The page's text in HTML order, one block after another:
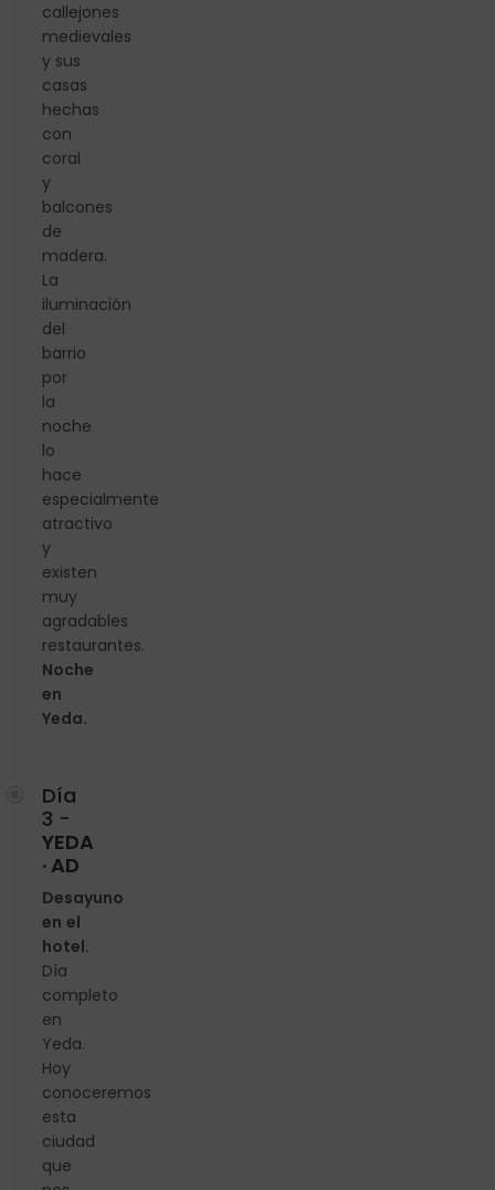
callejones
medievales
y sus
casas
hechas
con
coral
y
balcones
de
madera.
La
iluminación
del
barrio
por
la
noche
lo
hace
especialmente
atractivo
y
existen
muy
agradables
restaurantes.
Noche
en
Yeda.
Día
3 -
YEDA
· AD
Desayuno
en el
hotel.
Día
completo
en
Yeda.
Hoy
conoceremos
esta
ciudad
que